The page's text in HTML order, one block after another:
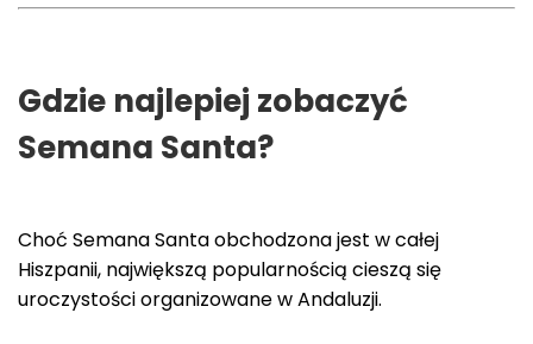
Gdzie najlepiej zobaczyć
Semana Santa?
Choć Semana Santa obchodzona jest w całej
Hiszpanii, największą popularnością cieszą się
uroczystości organizowane w Andaluzji.